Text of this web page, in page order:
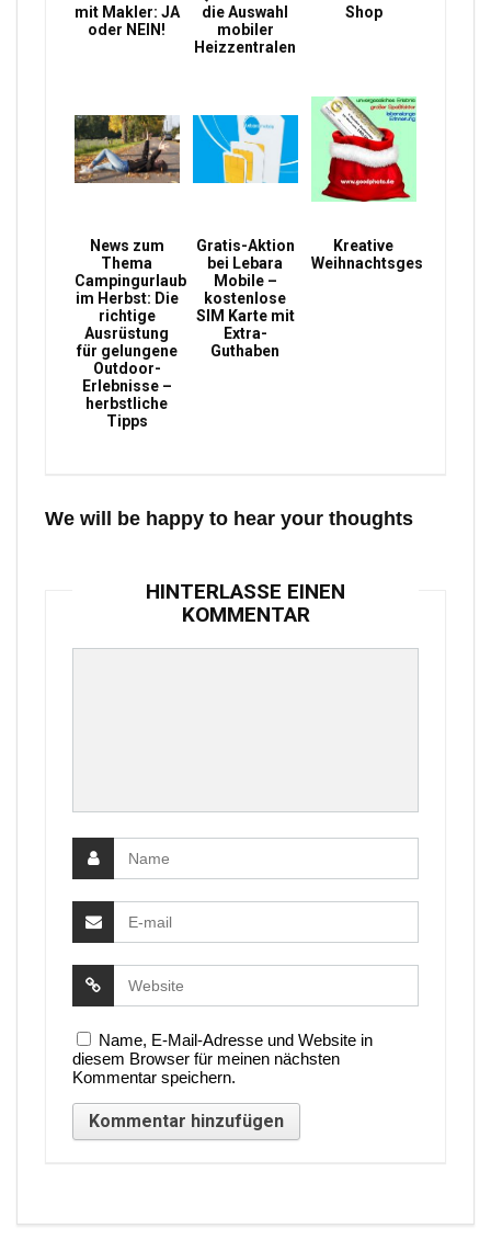
mit Makler: JA
oder NEIN!
die Auswahl
mobiler
Heizzentralen
Shop
News zum
Thema
Campingurlaub
im Herbst: Die
richtige
Ausrüstung
für gelungene
Outdoor-
Erlebnisse –
herbstliche
Tipps
Gratis-Aktion
bei Lebara
Mobile –
kostenlose
SIM Karte mit
Extra-
Guthaben
Kreative
Weihnachtsgeschenke
We will be happy to hear your thoughts
HINTERLASSE EINEN
KOMMENTAR
Name, E-Mail-Adresse und Website in
diesem Browser für meinen nächsten
Kommentar speichern.